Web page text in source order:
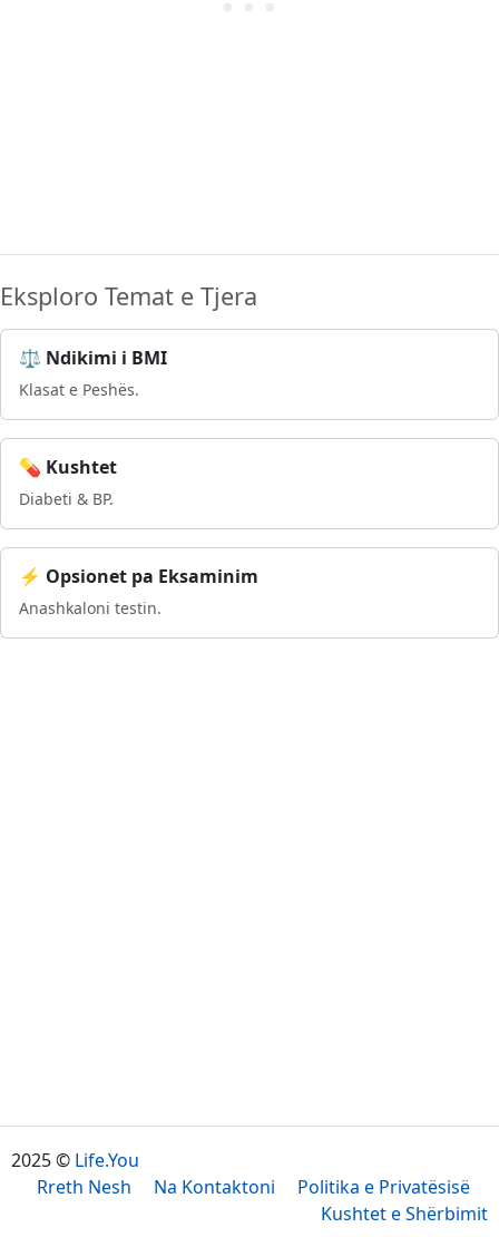
Eksploro Temat e Tjera
⚖️ Ndikimi i BMI
Klasat e Peshës.
💊 Kushtet
Diabeti & BP.
⚡ Opsionet pa Eksaminim
Anashkaloni testin.
2025 © Life.You
Rreth Nesh
Na Kontaktoni
Politika e Privatësisë
Kushtet e Shërbimit